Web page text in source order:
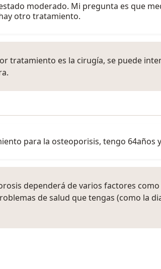
moderado. Mi pregunta es que
otro tratamiento.
tratamiento es la cirugía, se puede
para la osteoporisis, tengo
dependerá de varios factores como
de salud que tengas (como la